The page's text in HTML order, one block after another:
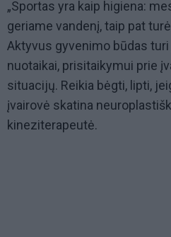
„Sportas yra kaip higiena:
geriame vandenį, taip pat
Aktyvus gyvenimo būdas
nuotaikai, prisitaikymui prie
situacijų. Reikia bėgti, lipti,
įvairovė skatina
kineziterapeutė.